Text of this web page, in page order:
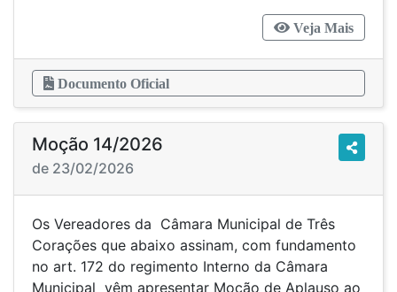
Veja Mais
Documento Oficial
Moção 14/2026
de 23/02/2026
Os Vereadores da Câmara Municipal de Três
Corações que abaixo assinam, com fundamento
no art. 172 do regimento Interno da Câmara
Municipal vêm apresentar Moção de Aplauso ao